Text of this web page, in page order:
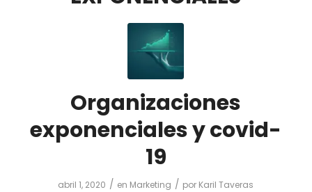
Organizaciones
exponenciales y covid-
19
abril 1, 2020 / en Marketing / por Karil Taveras